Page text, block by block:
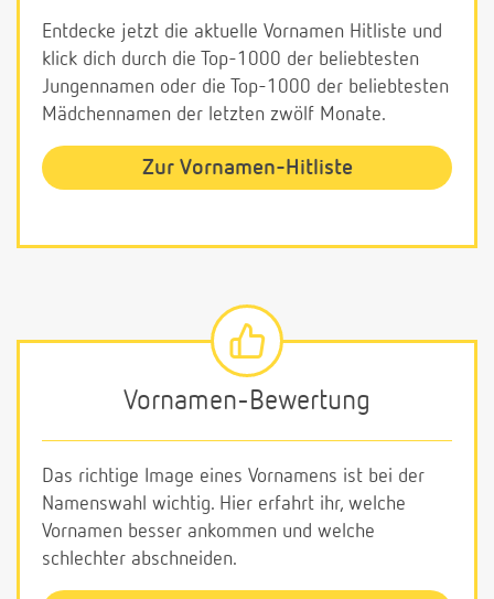
Entdecke jetzt die aktuelle Vornamen Hitliste und
klick dich durch die Top-1000 der beliebtesten
Jungennamen oder die Top-1000 der beliebtesten
Mädchennamen der letzten zwölf Monate.
Zur Vornamen-Hitliste
Vornamen-Bewertung
Das richtige Image eines Vornamens ist bei der
Namenswahl wichtig. Hier erfahrt ihr, welche
Vornamen besser ankommen und welche
schlechter abschneiden.